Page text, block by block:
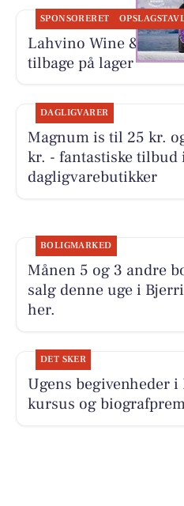
SPONSORERET
Lahvino Wine &
tilbage på lager
DAGLIGVARER
Magnum is til 25 kr.
kr. - fantastiske tilbud
dagligvarebutikker
BOLIGMARKED
Månen 5 og 3 andre
salg denne uge i
her.
DET SKER
Ugens begivenheder
kursus og